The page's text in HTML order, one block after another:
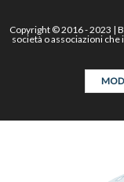
Copyright © 2016 - 2023 |
società o associazioni